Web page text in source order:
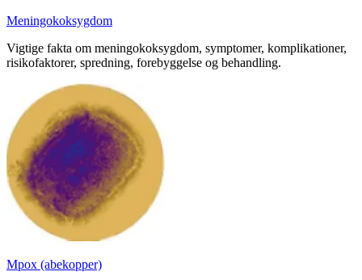
Meningokoksygdom
Vigtige fakta om meningokoksygdom, symptomer, komplikationer,
risikofaktorer, spredning, forebyggelse og behandling.
Mpox (abekopper)